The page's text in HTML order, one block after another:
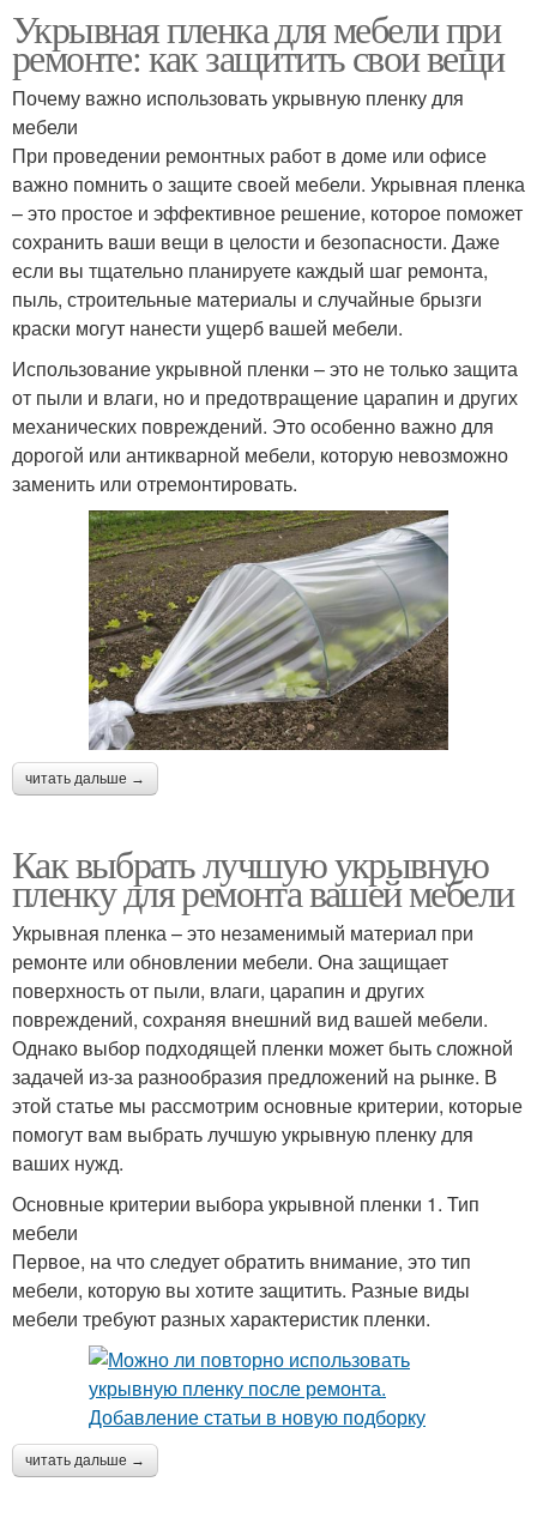
Укрывная пленка для мебели при
ремонте: как защитить свои вещи
Почему важно использовать укрывную пленку для
мебели
При проведении ремонтных работ в доме или офисе
важно помнить о защите своей мебели. Укрывная пленка
– это простое и эффективное решение, которое поможет
сохранить ваши вещи в целости и безопасности. Даже
если вы тщательно планируете каждый шаг ремонта,
пыль, строительные материалы и случайные брызги
краски могут нанести ущерб вашей мебели.
Использование укрывной пленки – это не только защита
от пыли и влаги, но и предотвращение царапин и других
механических повреждений. Это особенно важно для
дорогой или антикварной мебели, которую невозможно
заменить или отремонтировать.
читать дальше →
Как выбрать лучшую укрывную
пленку для ремонта вашей мебели
Укрывная пленка – это незаменимый материал при
ремонте или обновлении мебели. Она защищает
поверхность от пыли, влаги, царапин и других
повреждений, сохраняя внешний вид вашей мебели.
Однако выбор подходящей пленки может быть сложной
задачей из-за разнообразия предложений на рынке. В
этой статье мы рассмотрим основные критерии, которые
помогут вам выбрать лучшую укрывную пленку для
ваших нужд.
Основные критерии выбора укрывной пленки 1. Тип
мебели
Первое, на что следует обратить внимание, это тип
мебели, которую вы хотите защитить. Разные виды
мебели требуют разных характеристик пленки.
читать дальше →